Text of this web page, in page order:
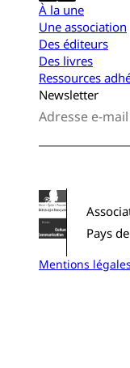
À la une
Une association
Des éditeurs
Des livres
Ressources
Newsletter
Pays
Mentions légales